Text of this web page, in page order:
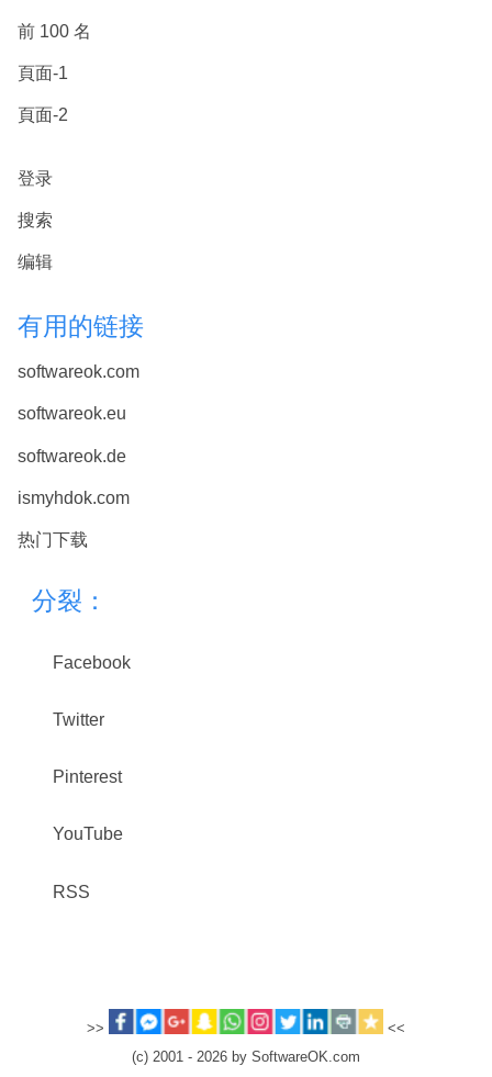
前 100 名
頁面-1
頁面-2
登录
搜索
编辑
有用的链接
softwareok.com
softwareok.eu
softwareok.de
ismyhdok.com
热门下载
分裂：
Facebook
Twitter
Pinterest
YouTube
RSS
>>
<<
(c) 2001 - 2026 by SoftwareOK.com